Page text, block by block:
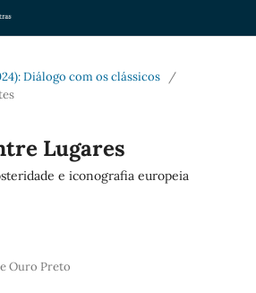
Diálogo com os clássicos
/
Lugares
e iconografia europeia
Ouro Preto